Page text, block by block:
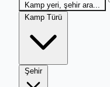
Kamp yeri, şehir ara...
Kamp Türü
Şehir